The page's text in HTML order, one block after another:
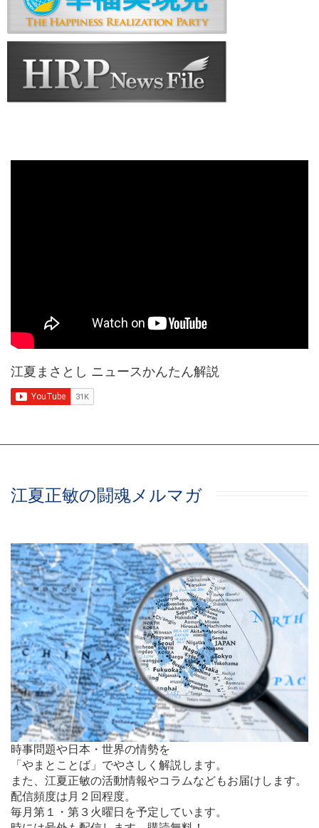
江夏まさとし ニュースかんたん解説
江夏正敏の闘魂メルマガ
時事問題や日本・世界の情勢を
「やまとことば」でやさしく解説します。
また、江夏正敏の活動情報やコラムなどもお届けします。
配信頻度は月２回程度。
毎月第１・第３火曜日を予定しています。